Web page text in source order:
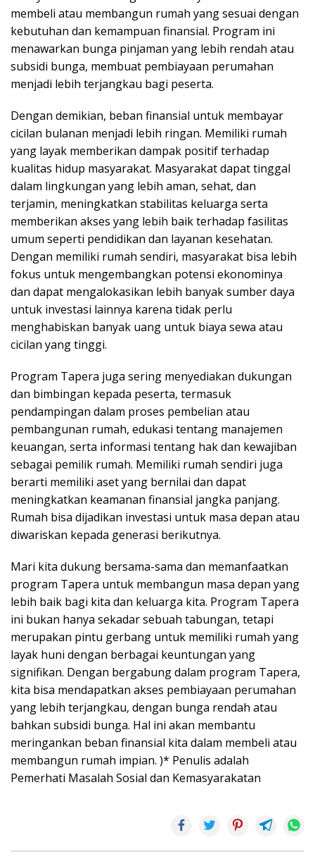
membeli atau membangun rumah yang sesuai dengan
kebutuhan dan kemampuan finansial. Program ini
menawarkan bunga pinjaman yang lebih rendah atau
subsidi bunga, membuat pembiayaan perumahan
menjadi lebih terjangkau bagi peserta.
Dengan demikian, beban finansial untuk membayar
cicilan bulanan menjadi lebih ringan. Memiliki rumah
yang layak memberikan dampak positif terhadap
kualitas hidup masyarakat. Masyarakat dapat tinggal
dalam lingkungan yang lebih aman, sehat, dan
terjamin, meningkatkan stabilitas keluarga serta
memberikan akses yang lebih baik terhadap fasilitas
umum seperti pendidikan dan layanan kesehatan.
Dengan memiliki rumah sendiri, masyarakat bisa lebih
fokus untuk mengembangkan potensi ekonominya
dan dapat mengalokasikan lebih banyak sumber daya
untuk investasi lainnya karena tidak perlu
menghabiskan banyak uang untuk biaya sewa atau
cicilan yang tinggi.
Program Tapera juga sering menyediakan dukungan
dan bimbingan kepada peserta, termasuk
pendampingan dalam proses pembelian atau
pembangunan rumah, edukasi tentang manajemen
keuangan, serta informasi tentang hak dan kewajiban
sebagai pemilik rumah. Memiliki rumah sendiri juga
berarti memiliki aset yang bernilai dan dapat
meningkatkan keamanan finansial jangka panjang.
Rumah bisa dijadikan investasi untuk masa depan atau
diwariskan kepada generasi berikutnya.
Mari kita dukung bersama-sama dan memanfaatkan
program Tapera untuk membangun masa depan yang
lebih baik bagi kita dan keluarga kita. Program Tapera
ini bukan hanya sekadar sebuah tabungan, tetapi
merupakan pintu gerbang untuk memiliki rumah yang
layak huni dengan berbagai keuntungan yang
signifikan. Dengan bergabung dalam program Tapera,
kita bisa mendapatkan akses pembiayaan perumahan
yang lebih terjangkau, dengan bunga rendah atau
bahkan subsidi bunga. Hal ini akan membantu
meringankan beban finansial kita dalam membeli atau
membangun rumah impian. )* Penulis adalah
Pemerhati Masalah Sosial dan Kemasyarakatan